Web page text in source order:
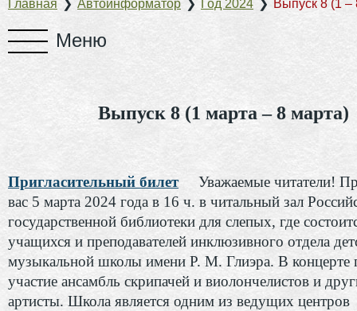
Главная ❯ Автоинформатор ❯ Год 2024 ❯ Выпуск 8 (1 –
Выпуск 8 (1 марта – 8 марта)
Пригласительный билет
Уважаемые читатели!
вас 5 марта 2024 года в 16 ч. в читальный зал
государственной библиотеки для слепых, где
учащихся и преподавателей инклюзивного отдела
музыкальной школы имени Р. М. Глиэра. В концерте
участие ансамбль скрипачей и виолончелистов и
артисты. Школа является одним из ведущих центров